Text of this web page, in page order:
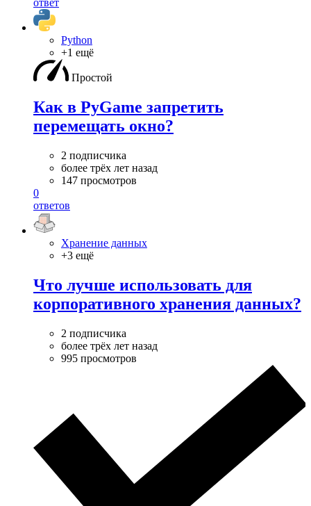
ответ
Python
+1 ещё
Простой
Как в PyGame запретить
перемещать окно?
2 подписчика
более трёх лет назад
147 просмотров
0
ответов
Хранение данных
+3 ещё
Что лучше использовать для
корпоративного хранения данных?
2 подписчика
более трёх лет назад
995 просмотров